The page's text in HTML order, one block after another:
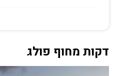
דקות מחוף פולג